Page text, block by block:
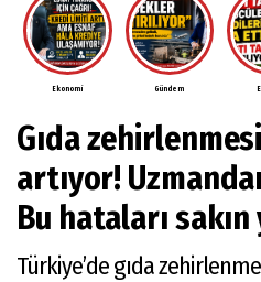
Üye Paneli
Haber
Arşivi
Haberleri
Anketler
Ekonomi Gündem
Gıda
artıyor!
Bu hataları sakın
Türkiye’de gıda